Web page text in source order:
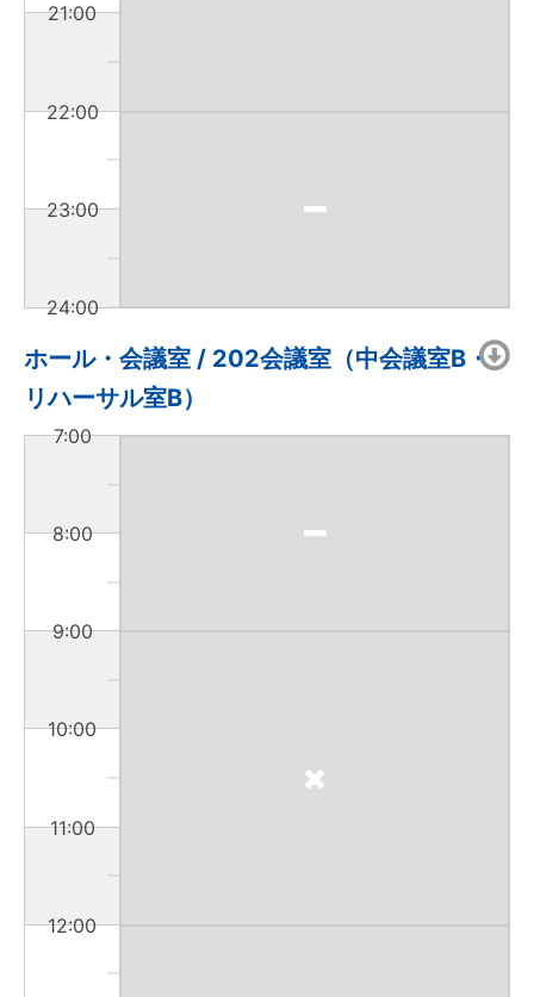
21:00
22:00
23:00
24:00
ホール・会議室 / 202会議室（中会議室B・
リハーサル室B）
7:00
8:00
9:00
10:00
11:00
12:00